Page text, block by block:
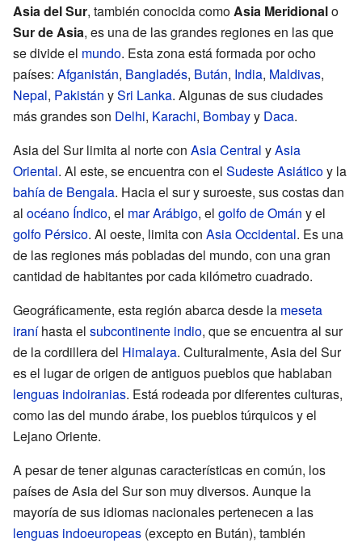
Asia del Sur, también conocida comoAsia Meridionalo
Sur de Asia, es una de las grandes regiones en las que
se divide el mundo. Esta zona está formada por ocho
países: Afganistán, Bangladés, Bután, India, Maldivas,
Nepal, Pakistán ySri Lanka. Algunas de sus ciudades
más grandes son Delhi, Karachi, Bombayy Daca.
Asia del Sur limita al norte con Asia Central yAsia
Oriental. Al este, se encuentra con el Sudeste Asiáticoy la
bahía de Bengala. Hacia el sur y suroeste, sus costas dan
al océano Índico, el mar Arábigo, el golfo de Omán y el
golfo Pérsico. Al oeste, limita con Asia Occidental. Es una
de las regiones más pobladas del mundo, con una gran
cantidad de habitantes por cada kilómetro cuadrado.
Geográficamente, esta región abarca desde la meseta
iraníhasta el subcontinente indio, que se encuentra al sur
de la cordillera del Himalaya. Culturalmente, Asia del Sur
es el lugar de origen de antiguos pueblos que hablaban
lenguas indoiranias. Está rodeada por diferentes culturas,
como las del mundo árabe, los pueblos túrquicos y el
Lejano Oriente.
A pesar de tener algunas características en común, los
países de Asia del Sur son muy diversos. Aunque la
mayoría de sus idiomas nacionales pertenecen a las
lenguas indoeuropeas (excepto en Bután), también